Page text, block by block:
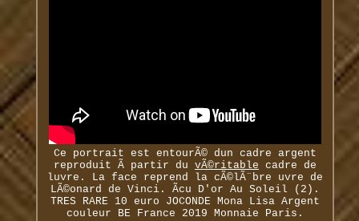
Ce portrait est entourÃ© dun cadre argent
reproduit Ã partir du vÃ©ritable cadre de
luvre. La face reprend la cÃ©lÃ¨bre uvre de
LÃ©onard de Vinci. Ãcu D'or Au Soleil (2).
TRES RARE 10 euro JOCONDE Mona Lisa Argent
couleur BE France 2019 Monnaie Paris.